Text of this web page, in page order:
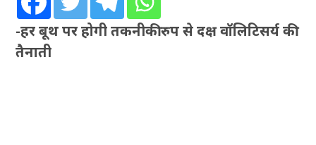
-हर बूथ पर होगी तकनीकी रुप से दक्ष वॉलिटिसर्य की
तैनाती